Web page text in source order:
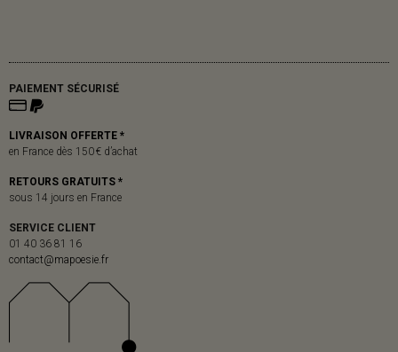
PAIEMENT SÉCURISÉ
LIVRAISON OFFERTE *
en France dès 150 € d’achat
RETOURS GRATUITS *
sous 14 jours en France
SERVICE CLIENT
01 40 36 81 16
contact@mapoesie.fr